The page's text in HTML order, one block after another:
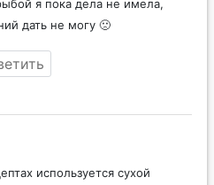
я пока дела не имела,
дать не могу 🙁
используется сухой